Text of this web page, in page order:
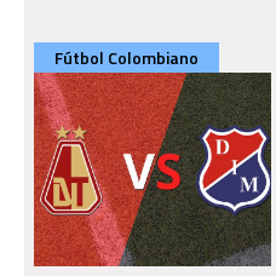
Fútbol Colombiano